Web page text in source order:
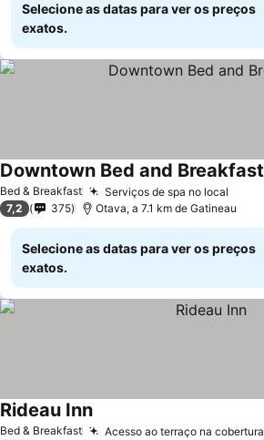
Selecione as datas para ver os preços
exatos.
Bed & Breakfast Serviços de spa no local
Downtown Bed and Breakfast
7,2 375 Otava, a 7.1 km de Gatineau
Selecione as datas para ver os preços
exatos.
Bed & Breakfast Acesso ao terraço na cobertura
Rideau Inn